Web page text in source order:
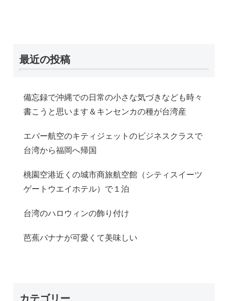
最近の投稿
備忘録で沖縄での日常の小さな気づきなども時々
書こうと思います＆キンセンカの種が台湾産
エバー航空のキティジェットのビジネスクラスで
台湾から福岡へ帰国
桃園空港近くの城市商旅航空館（シティスイーツ
ゲートウエイホテル）で１泊
台湾のハロウィンの飾り付け
芭蕉バナナが可愛くて美味しい
カテゴリー